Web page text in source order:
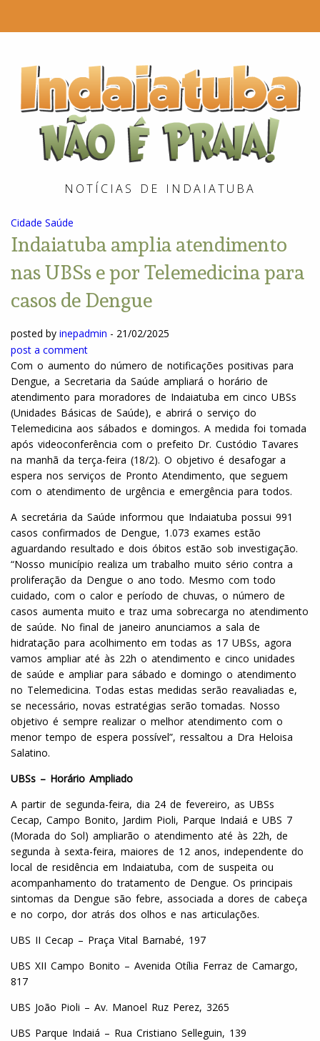
NOTÍCIAS DE INDAIATUBA
Cidade Saúde
Indaiatuba amplia atendimento
nas UBSs e por Telemedicina para
casos de Dengue
posted by inepadmin - 21/02/2025
post a comment
Com o aumento do número de notificações positivas para
Dengue, a Secretaria da Saúde ampliará o horário de
atendimento para moradores de Indaiatuba em cinco UBSs
(Unidades Básicas de Saúde), e abrirá o serviço do
Telemedicina aos sábados e domingos. A medida foi tomada
após videoconferência com o prefeito Dr. Custódio Tavares
na manhã da terça-feira (18/2). O objetivo é desafogar a
espera nos serviços de Pronto Atendimento, que seguem
com o atendimento de urgência e emergência para todos.
A secretária da Saúde informou que Indaiatuba possui 991
casos confirmados de Dengue, 1.073 exames estão
aguardando resultado e dois óbitos estão sob investigação.
“Nosso município realiza um trabalho muito sério contra a
proliferação da Dengue o ano todo. Mesmo com todo
cuidado, com o calor e período de chuvas, o número de
casos aumenta muito e traz uma sobrecarga no atendimento
de saúde. No final de janeiro anunciamos a sala de
hidratação para acolhimento em todas as 17 UBSs, agora
vamos ampliar até às 22h o atendimento e cinco unidades
de saúde e ampliar para sábado e domingo o atendimento
no Telemedicina. Todas estas medidas serão reavaliadas e,
se necessário, novas estratégias serão tomadas. Nosso
objetivo é sempre realizar o melhor atendimento com o
menor tempo de espera possível”, ressaltou a Dra Heloisa
Salatino.
UBSs – Horário Ampliado
A partir de segunda-feira, dia 24 de fevereiro, as UBSs
Cecap, Campo Bonito, Jardim Pioli, Parque Indaiá e UBS 7
(Morada do Sol) ampliarão o atendimento até às 22h, de
segunda à sexta-feira, maiores de 12 anos, independente do
local de residência em Indaiatuba, com de suspeita ou
acompanhamento do tratamento de Dengue. Os principais
sintomas da Dengue são febre, associada a dores de cabeça
e no corpo, dor atrás dos olhos e nas articulações.
UBS II Cecap – Praça Vital Barnabé, 197
UBS XII Campo Bonito – Avenida Otília Ferraz de Camargo,
817
UBS João Pioli – Av. Manoel Ruz Perez, 3265
UBS Parque Indaiá – Rua Cristiano Selleguin, 139